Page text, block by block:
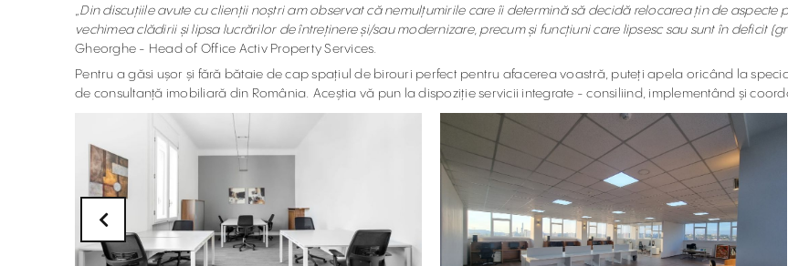
„Din discuțiile avute cu clienții noștri am observat că nemulțumirile care îi determină să decidă relocarea țin de
vechimea clădirii și lipsa lucrărilor de întreținere și/sau modernizare, precum și funcțiuni care lipsesc sau sunt în deficit
Gheorghe - Head of Office Activ Property Services.
Pentru a găsi ușor și fără bătaie de cap spațiul de birouri perfect pentru afacerea voastră, puteți apela oricând la
de consultanță imobiliară din România. Aceștia vă pun la dispoziție servicii integrate - consiliind, implementând și